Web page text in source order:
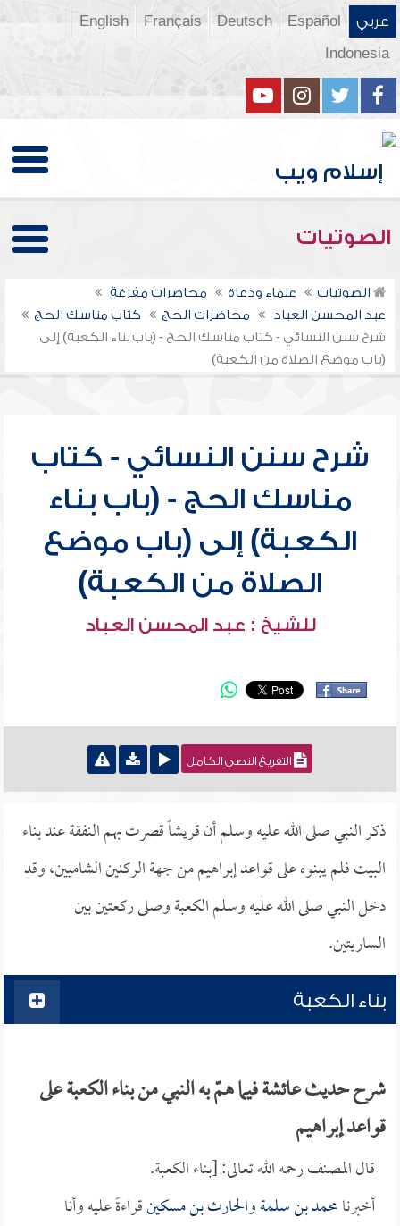
عربي Español
Deutsch
Français
English
Indonesia
الصوتيات
الصوتيات علماء ودعاة
محاضرات مفرغة
عبد المحسن العباد
محاضرات الحج
كتاب مناسك الحج
شرح سنن النسائي - كتاب مناسك الحج - (باب بناء الكعبة) إلى
(باب موضع الصلاة من الكعبة)
شرح سنن النسائي - كتاب
مناسك الحج - (باب بناء
الكعبة) إلى (باب موضع
الصلاة من الكعبة)
للشيخ : عبد المحسن العباد
التفريغ النصي الكامل
ذكر النبي صلى الله عليه وسلم أن قريشاً قصرت بهم النفقة عند بناء
البيت فلم يبنوه على قواعد إبراهيم من جهة الركنين الشاميين، وقد
دخل النبي صلى الله عليه وسلم الكعبة وصلى ركعتين بين
الساريتين.
بناء الكعبة
شرح حديث عائشة فيما همّ به النبي من بناء الكعبة على
قواعد إبراهيم
قال المصنف رحمه الله تعالى: [بناء الكعبة.
أخبرنامحمد بن سلمةوالحارث بن مسكينقراءةً عليه وأنا